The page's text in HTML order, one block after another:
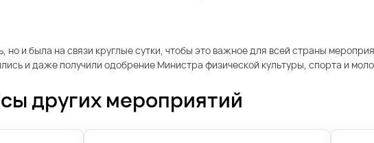
но и была на связи круглые сутки, чтобы это важное для всей страны
и даже получили одобрение Министра физической культуры, спорта и
других мероприятий